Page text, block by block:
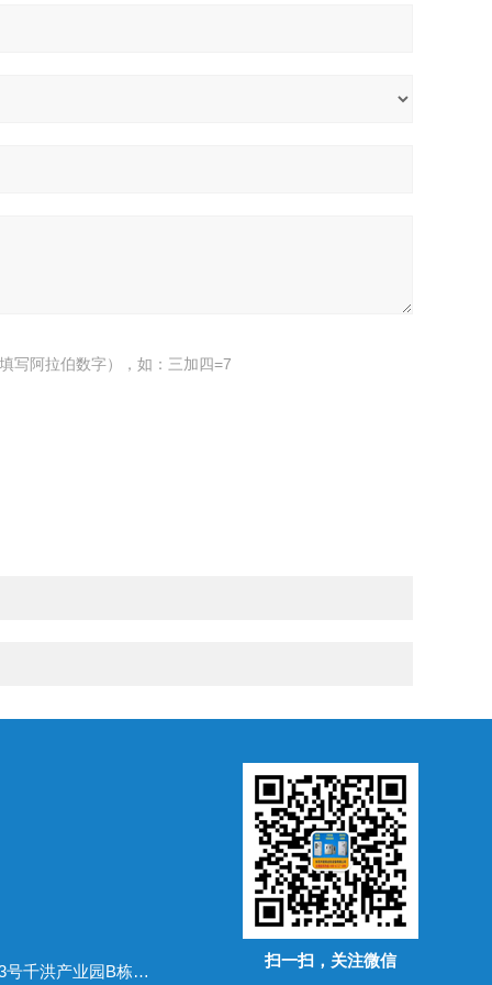
写阿拉伯数字），如：三加四=7
地址：广东省常平镇万布路53号千洪产业园B栋四楼
扫一扫，关注微信